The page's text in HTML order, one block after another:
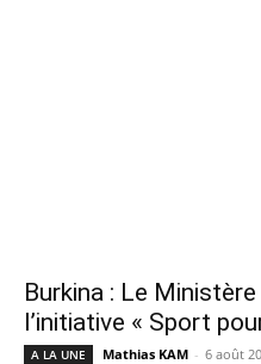
Burkina : Le
l’initiative « Sport
A LA UNE Mathias KAM - 6 août